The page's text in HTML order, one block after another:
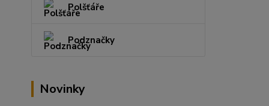
Polšťáře
Podznačky
Novinky